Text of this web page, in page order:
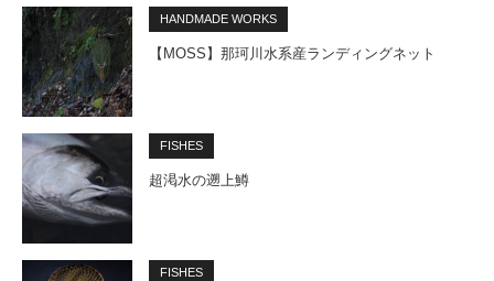
HANDMADE WORKS
【MOSS】那珂川水系産ランディングネット
FISHES
超渇水の遡上鱒
FISHES